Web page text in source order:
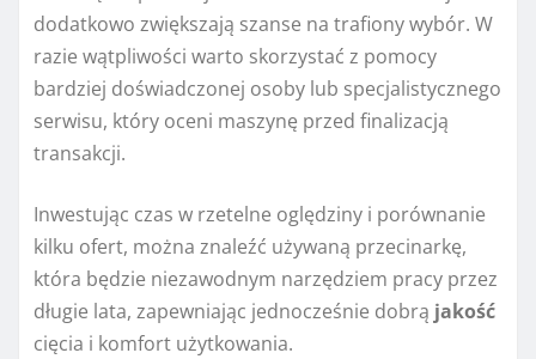
dodatkowo zwiększają szanse na trafiony wybór. W
razie wątpliwości warto skorzystać z pomocy
bardziej doświadczonej osoby lub specjalistycznego
serwisu, który oceni maszynę przed finalizacją
transakcji.
Inwestując czas w rzetelne oględziny i porównanie
kilku ofert, można znaleźć używaną przecinarkę,
która będzie niezawodnym narzędziem pracy przez
długie lata, zapewniając jednocześnie dobrą jakość
cięcia i komfort użytkowania.